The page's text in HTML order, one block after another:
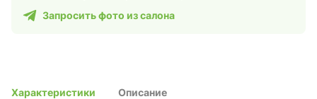
Запросить фото из салона
Характеристики Описание